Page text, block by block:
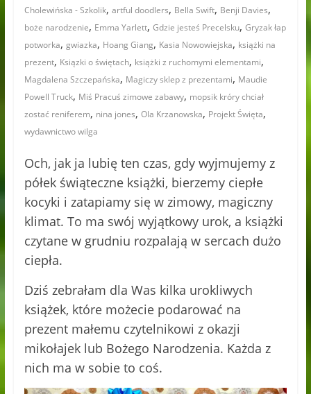
Cholewińska - Szkolik, artful doodlers, Bella Swift, Benji Davies,
boże narodzenie, Emma Yarlett, Gdzie jesteś Precelsku, Gryzak łap
potworka, gwiazka, Hoang Giang, Kasia Nowowiejska, książki na
prezent, Ksiązki o świętach, książki z ruchomymi elementami,
Magdalena Szczepańska, Magiczy sklep z prezentami, Maudie
Powell Truck, Miś Pracuś zimowe zabawy, mopsik króry chciał
zostać reniferem, nina jones, Ola Krzanowska, Projekt Święta,
wydawnictwo wilga
Och, jak ja lubię ten czas, gdy wyjmujemy z
półek świąteczne książki, bierzemy ciepłe
kocyki i zatapiamy się w zimowy, magiczny
klimat. To ma swój wyjątkowy urok, a książki
czytane w grudniu rozpalają w sercach dużo
ciepła.
Dziś zebrałam dla Was kilka urokliwych
książek, które możecie podarować na
prezent małemu czytelnikowi z okazji
mikołajek lub Bożego Narodzenia. Każda z
nich ma w sobie to coś.